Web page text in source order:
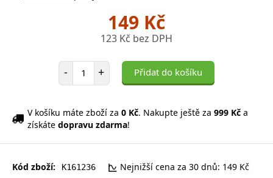
149 Kč
123 Kč bez DPH
- Počet položek
+ Přidat do košíku
V košíku máte zboží za 0 Kč. Nakupte ještě za 999 Kč a
získáte dopravu zdarma!
Kód zboží: K161236
Nejnižší cena za 30 dnů: 149 Kč